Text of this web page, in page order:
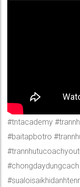
#tntacademy
#baitapbotro